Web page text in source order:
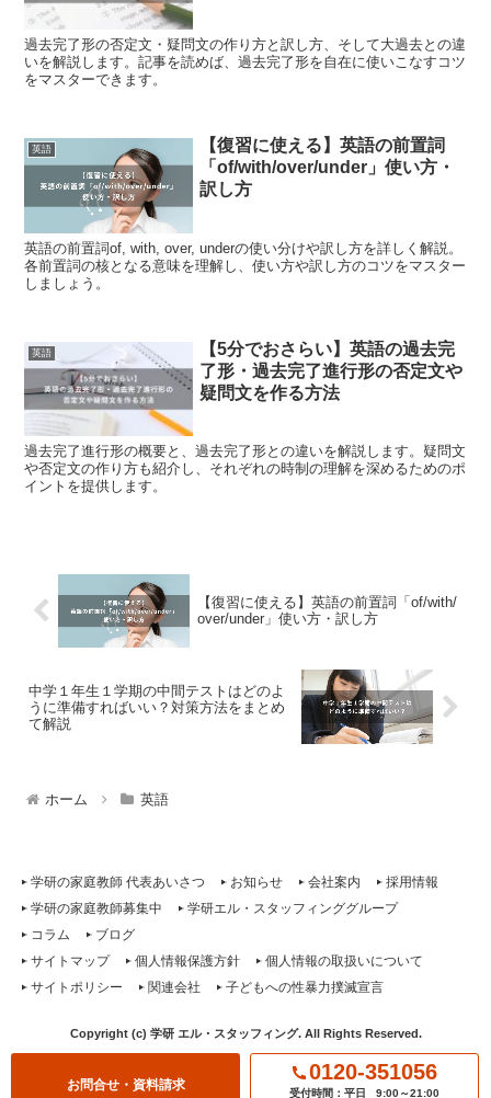
過去完了形の否定文・疑問文の作り方と訳し方、そして大過去との違
いを解説します。記事を読めば、過去完了形を自在に使いこなすコツ
をマスターできます。
英語
【復習に使える】英語の前置詞
「of/with/over/under」使い方・
訳し方
英語の前置詞of, with, over, underの使い分けや訳し方を詳しく解説。
各前置詞の核となる意味を理解し、使い方や訳し方のコツをマスター
しましょう。
英語
【5分でおさらい】英語の過去完
了形・過去完了進行形の否定文や
疑問文を作る方法
過去完了進行形の概要と、過去完了形との違いを解説します。疑問文
や否定文の作り方も紹介し、それぞれの時制の理解を深めるためのポ
イントを提供します。
【復習に使える】英語の前置詞「of/with/
over/under」使い方・訳し方
中学１年生１学期の中間テストはどのよ
うに準備すればいい？対策方法をまとめ
て解説
ホーム 英語
お問合せ・資料請求
0120-351056
受付時間：平日 9:00～21:00
学研の家庭教師 代表あいさつ お知らせ 会社案内
採用情報
学研の家庭教師募集中
学研エル・スタッフィンググループ
コラム
ブログ
サイトマップ
個人情報保護方針
個人情報の取扱いについて
サイトポリシー
関連会社 子どもへの性暴力撲滅宣言
Copyright (c) 学研 エル・スタッフィング. All Rights Reserved.